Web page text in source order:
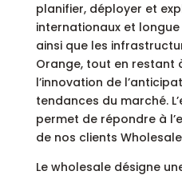
planifier, déployer et
internationaux et
ainsi que les
Orange, tout en restant
l’innovation de
tendances du marché.
permet de répondre à
de nos clients
Le wholesale désigne